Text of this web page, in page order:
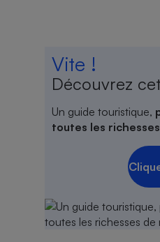
Vite !
Découvrez
Un guide touristique,
toutes les